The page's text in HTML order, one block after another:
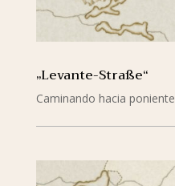
„Levante-Straße“
Caminando hacia poniente